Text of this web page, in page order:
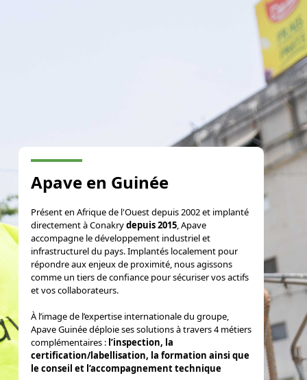
Apave en Guinée
Présent en Afrique de l'Ouest depuis 2002 et implanté
directement à Conakrydepuis 2015, Apave
accompagne le développement industriel et
infrastructurel du pays. Implantés localement pour
répondre aux enjeux de proximité, nous agissons
comme un tiers de confiance pour sécuriser vos actifs
et vos collaborateurs.
À l’image de l’expertise internationale du groupe,
Apave Guinée déploie ses solutions à travers 4 métiers
complémentaires : l’inspection, la
certification/labellisation, la formation ainsi que
le conseil et l’accompagnement technique